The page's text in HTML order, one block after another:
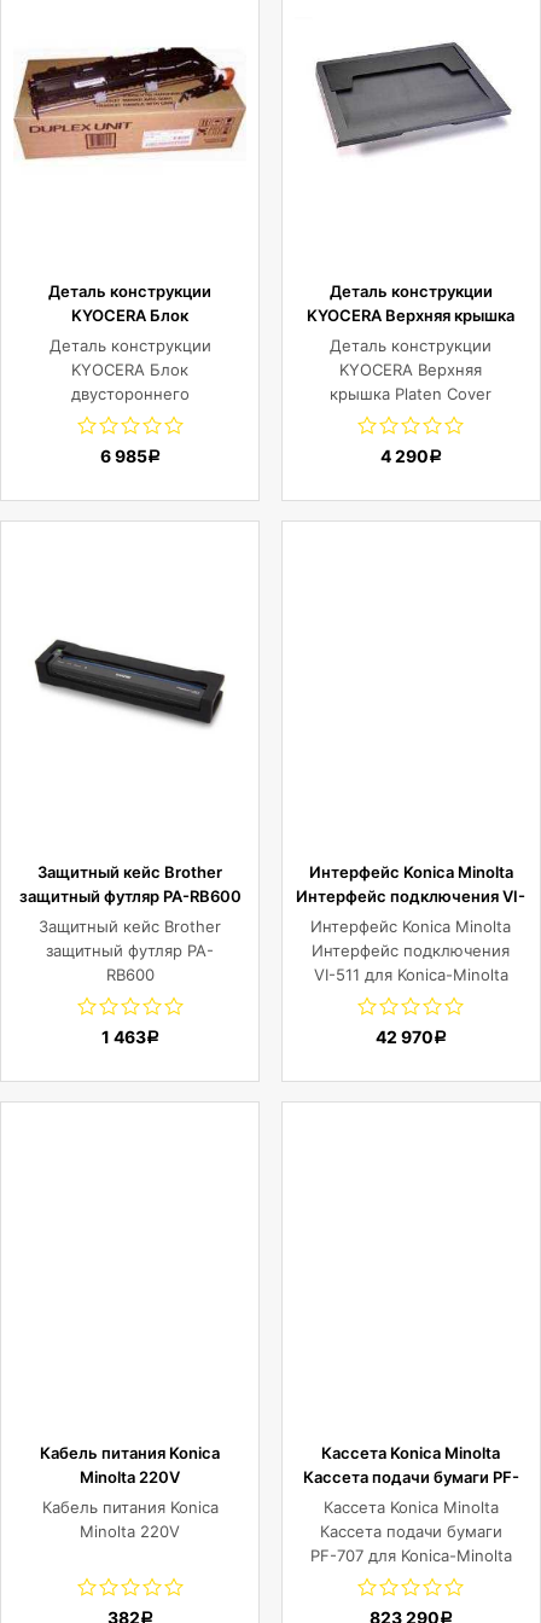
Деталь конструкции
KYOCERA Блок
двустороннего копирования
DU-480 для TASKalfa
1800/2200/1801/2201
Деталь конструкции
KYOCERA Блок
двустороннего
копирования DU-480 для
1800/2200/1801/2201
6 985Р
Деталь конструкции
KYOCERA Верхняя крышка
Platen Cover (Type E) для
TASKalfa
250ci/300ci/400ci/500ci
Деталь конструкции
KYOCERA Верхняя
крышка Platen Cover
(Type E) для TASKalfa
4 290 Р
Защитный кейс Brother
защитный футляр PA-RB600
Защитный кейс Brother
защитный футляр PA-
RB600
1 463Р
Интерфейс Konica Minolta
Интерфейс подключения VI-
511 для Konica-Minolta Press
C2070/Press C2070P/Press
C3070/Press C3080/Press
C3080P/Press C6085/Press
C6100/Press C83hc
Интерфейс Konica Minolta
Интерфейс подключения
VI-511 для Konica-Minolta
Press C2070/Press
C3070/Press C3080/Press
42 970 Р
Кабель питания Konica
Minolta 220V
Кабель питания Konica
Minolta 220V
382 Р
Кассета Konica Minolta
Кассета подачи бумаги PF-
707 для Konica-Minolta
C3070/C3080/C3080P/
Paper 4,630 листов)
Кассета Konica Minolta
Кассета подачи бумаги
PF-707 для Konica-Minolta
C3070/C3080/C3080P/
823 290 Р